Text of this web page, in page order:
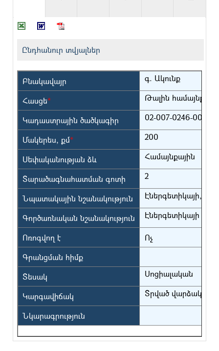
Ընդհանուր տվյալներ
Բնակավայր գ. Ակունք
Հասցե* Թալին համայնք
Կադաստրային ծածկագիր 02-007-0246-0010-7
Մակերես, քմ* 200
Սեփականության ձև Համայնքային
Տարածագնահատման գոտի 2
Նպատակային նշանակություն Էներգետիկայի,
Գործառնական նշանակություն Էներգետիկայի
Ոռոգվող է
Ոչ
Գրանցման հիմք
Տեսակ
Սոցիալական
Կարգավիճակ Տրված
Նկարագրություն